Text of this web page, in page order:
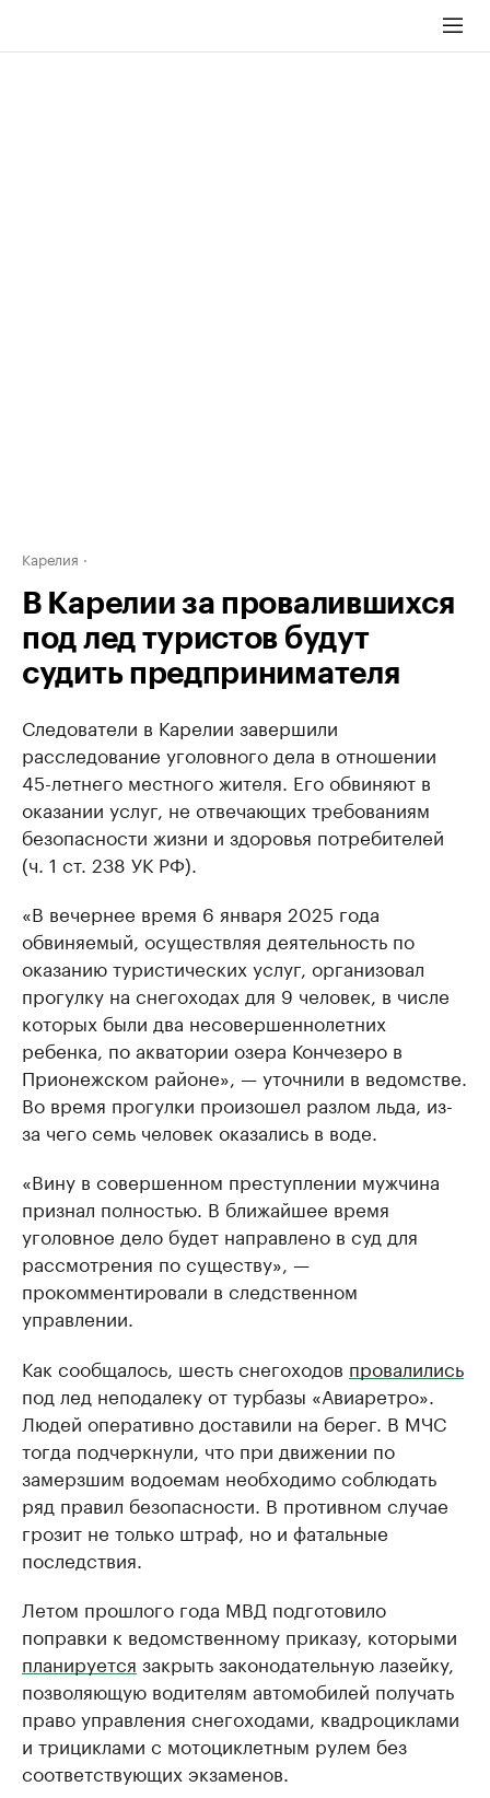
Карелия
В Карелии за провалившихся
под лед туристов будут
судить предпринимателя
Следователи в Карелии завершили
расследование уголовного дела в отношении
45-летнего местного жителя. Его обвиняют в
оказании услуг, не отвечающих требованиям
безопасности жизни и здоровья потребителей
(ч. 1 ст. 238 УК РФ).
«В вечернее время 6 января 2025 года
обвиняемый, осуществляя деятельность по
оказанию туристических услуг, организовал
прогулку на снегоходах для 9 человек, в числе
которых были два несовершеннолетних
ребенка, по акватории озера Кончезеро в
Прионежском районе», — уточнили в ведомстве.
Во время прогулки произошел разлом льда, из-
за чего семь человек оказались в воде.
«Вину в совершенном преступлении мужчина
признал полностью. В ближайшее время
уголовное дело будет направлено в суд для
рассмотрения по существу», —
прокомментировали в следственном
управлении.
Как сообщалось, шесть снегоходов провалились
под лед неподалеку от турбазы «Авиаретро».
Людей оперативно доставили на берег. В МЧС
тогда подчеркнули, что при движении по
замерзшим водоемам необходимо соблюдать
ряд правил безопасности. В противном случае
грозит не только штраф, но и фатальные
последствия.
Летом прошлого года МВД подготовило
поправки к ведомственному приказу, которыми
планируется закрыть законодательную лазейку,
позволяющую водителям автомобилей получать
право управления снегоходами, квадроциклами
и трициклами с мотоциклетным рулем без
соответствующих экзаменов.